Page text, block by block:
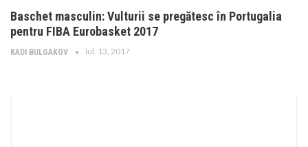
Baschet masculin: Vulturii se pregătesc în Portugalia
pentru FIBA Eurobasket 2017
KADI BULGAKOV iul. 13, 2017